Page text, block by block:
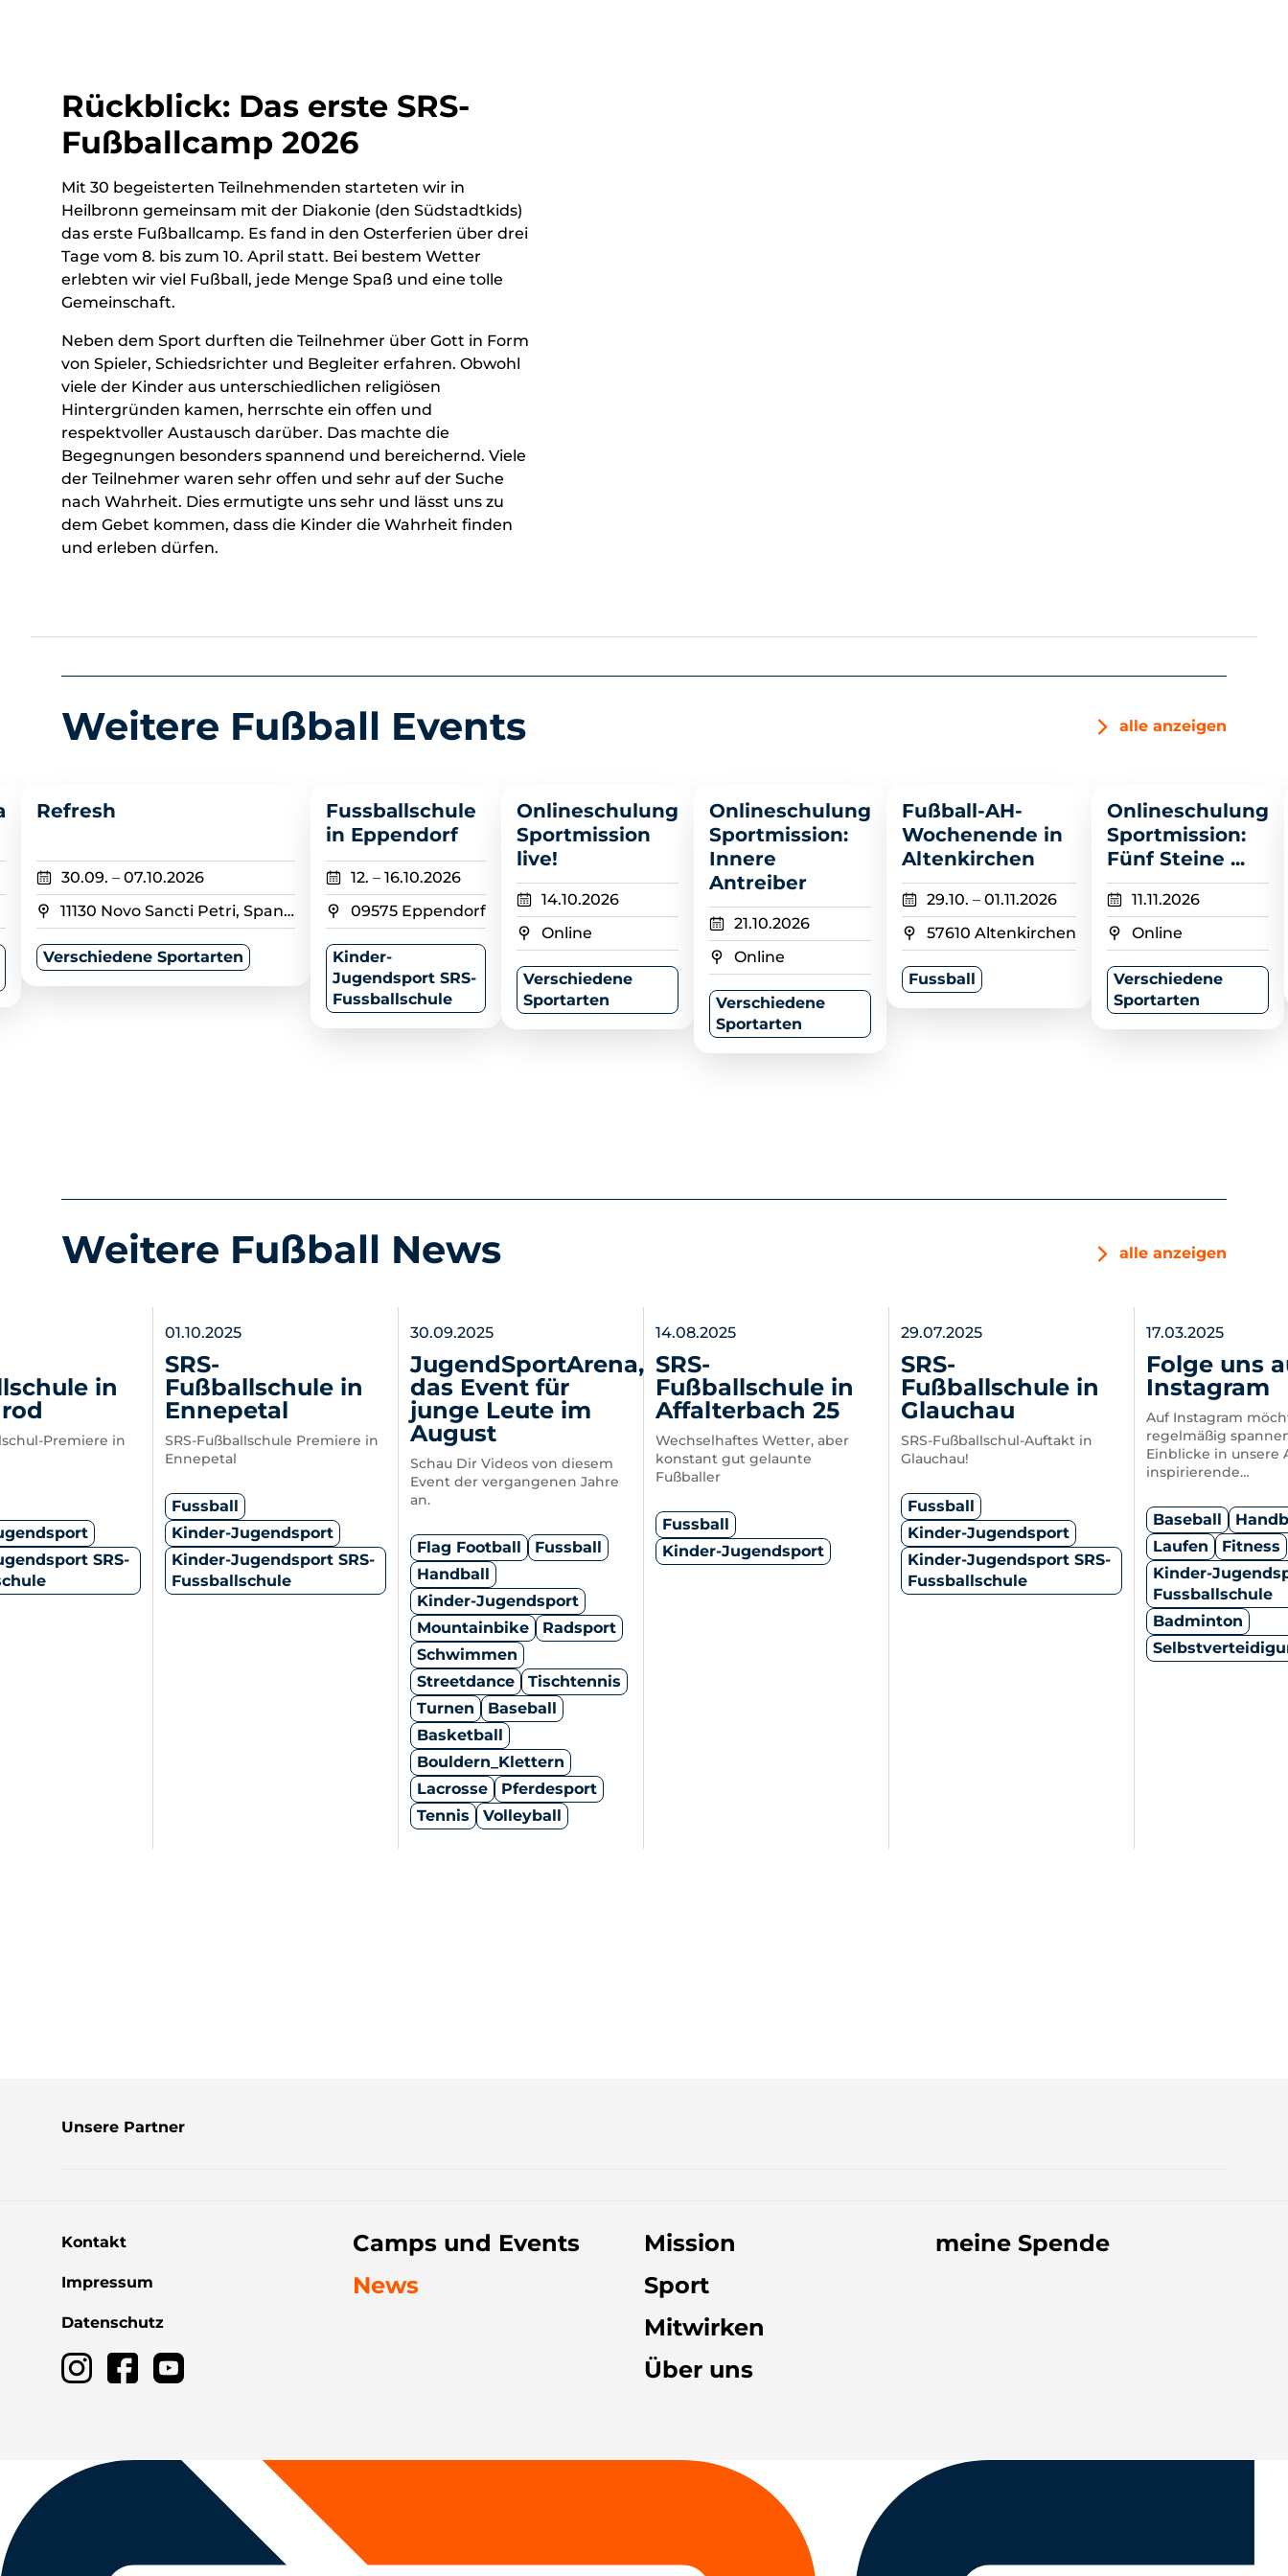
Rückblick: Das erste SRS-
Fußballcamp 2026
Mit 30 begeisterten Teilnehmenden starteten wir in
Heilbronn gemeinsam mit der Diakonie (den Südstadtkids)
das erste Fußballcamp. Es fand in den Osterferien über drei
Tage vom 8. bis zum 10. April statt. Bei bestem Wetter
erlebten wir viel Fußball, jede Menge Spaß und eine tolle
Gemeinschaft.
Neben dem Sport durften die Teilnehmer über Gott in Form
von Spieler, Schiedsrichter und Begleiter erfahren. Obwohl
viele der Kinder aus unterschiedlichen religiösen
Hintergründen kamen, herrschte ein offen und
respektvoller Austausch darüber. Das machte die
Begegnungen besonders spannend und bereichernd. Viele
der Teilnehmer waren sehr offen und sehr auf der Suche
nach Wahrheit. Dies ermutigte uns sehr und lässt uns zu
dem Gebet kommen, dass die Kinder die Wahrheit finden
und erleben dürfen.
Weitere Fußball Events alle anzeigen
Refresh
30.09. – 07.10.2026
11130 Novo Sancti Petri, Spanien
Verschiedene Sportarten
Fussballschule
in Eppendorf
12. – 16.10.2026
09575 Eppendorf
Kinder-
Jugendsport SRS-
Fussballschule
Onlineschulung
Sportmission
live!
14.10.2026
Online
Verschiedene
Sportarten
Onlineschulung
Sportmission:
Innere
Antreiber
21.10.2026
Online
Verschiedene
Sportarten
Fußball-AH-
Wochenende in
Altenkirchen
29.10. – 01.11.2026
57610 Altenkirchen
Fussball
Onlineschulung
Sportmission:
Fünf Steine ...
11.11.2026
Online
Verschiedene
Sportarten
Weitere Fußball News alle anzeigen
in
Premiere in
SRS-
01.10.2025
SRS-
Fußballschule in
Ennepetal
SRS-Fußballschule Premiere in
Ennepetal
Fussball
Kinder-Jugendsport
Kinder-Jugendsport SRS-
Fussballschule
30.09.2025
JugendSportArena,
das Event für
junge Leute im
August
Schau Dir Videos von diesem
Event der vergangenen Jahre
an.
Flag Football
Fussball
Handball
Kinder-Jugendsport
Mountainbike
Radsport
Schwimmen
Streetdance
Tischtennis
Turnen
Baseball
Basketball
Bouldern_Klettern
Lacrosse
Pferdesport
Tennis
Volleyball
14.08.2025
SRS-
Fußballschule in
Affalterbach 25
Wechselhaftes Wetter, aber
konstant gut gelaunte
Fußballer
Fussball
Kinder-Jugendsport
29.07.2025
SRS-
Fußballschule in
Glauchau
SRS-Fußballschul-Auftakt in
Glauchau!
Fussball
Kinder-Jugendsport
Kinder-Jugendsport SRS-
Fussballschule
17.03.2025
Folge uns
Instagram
Auf Instagram
regelmäßig
Einblicke in unsere
inspirierende…
Baseball
Laufen
Fitness
Kinder-
Fussballschule
Badminton
Unsere Partner
Kontakt
Impressum
Datenschutz
Camps und Events
News
Mission
Sport
Mitwirken
Über uns
meine Spende